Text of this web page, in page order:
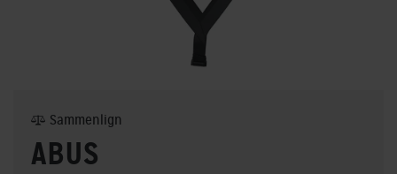
ABUS
Sammenlign